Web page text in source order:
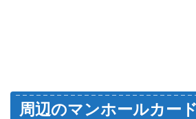
周辺のマンホールカー